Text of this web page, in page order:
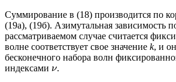
Суммирование в (18) производится по
(19а), (19б). Азимутальная зависимость
рассматриваемом случае считается
волне соответствует свое значение k, и
бесконечного набора волн
индексами ν.